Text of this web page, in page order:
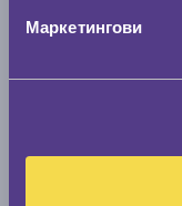
Маркетингови